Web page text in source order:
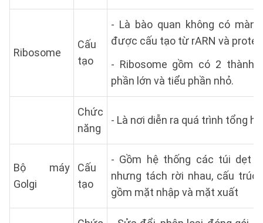
Ribosome
Cấu
tạo
- Là bào quan không có
được cấu tạo từ rARN và
- Ribosome gồm có 2 thành
phần lớn và tiểu phần nhỏ.
Chức
năng
- Là nơi diễn ra quá trình tổng
Bộ máy
Golgi
Cấu
tạo
- Gồm hệ thống các túi dẹt
nhưng tách rời nhau, cấu trúc
gồm mặt nhập và mặt xuất